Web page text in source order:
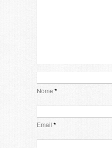
Nome*
Email *